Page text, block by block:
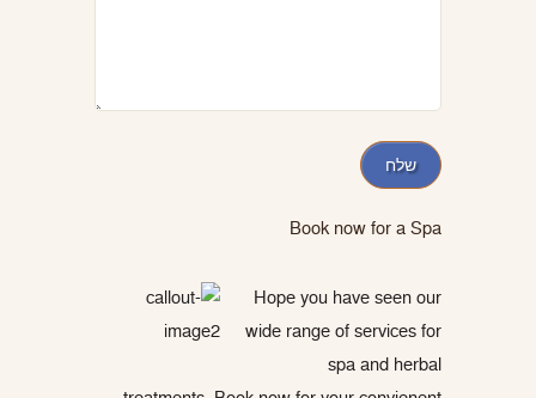
Book now for a Spa
Hope you have seen our
wide range of services for
spa and herbal